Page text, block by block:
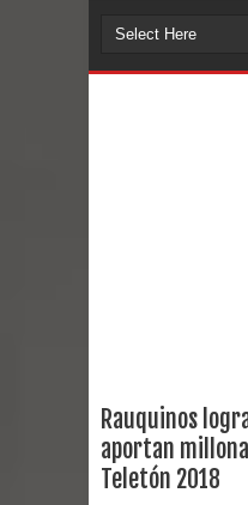
Torneo de
Curicó
Rauquinos
aportan
Teletón 2018